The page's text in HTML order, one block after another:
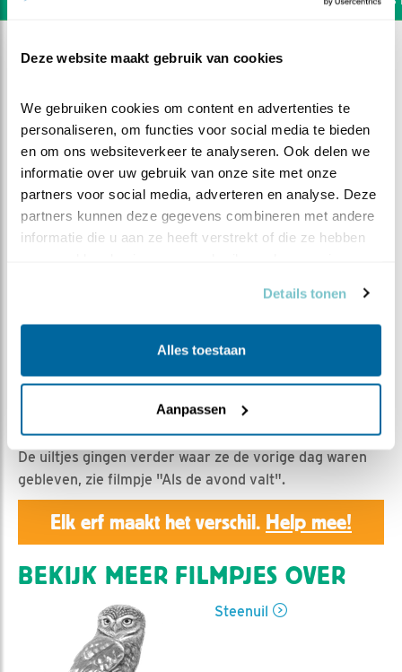
Deze website maakt gebruik van cookies
We gebruiken cookies om content en advertenties te
personaliseren, om functies voor social media te bieden
en om ons websiteverkeer te analyseren. Ook delen we
informatie over uw gebruik van onze site met onze
partners voor social media, adverteren en analyse. Deze
partners kunnen deze gegevens combineren met andere
informatie die u aan ze heeft verstrekt of die ze hebben
Details tonen
Alles toestaan
Aanpassen
Sneeuw en kou zijn vergeten
Geert | Geplaatst op 2 maart 2021, 23:59 |
De uiltjes gingen verder waar ze de vorige dag waren
gebleven, zie filmpje "Als de avond valt".
Elk erf maakt het verschil. Help mee!
BEKIJK MEER FILMPJES OVER
Steenuil